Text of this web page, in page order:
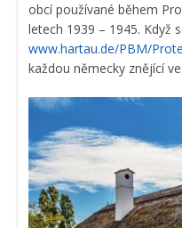
obcí používané během
letech 1939 – 1945. Když
www.hartau.de/PBM/
každou německy znějící